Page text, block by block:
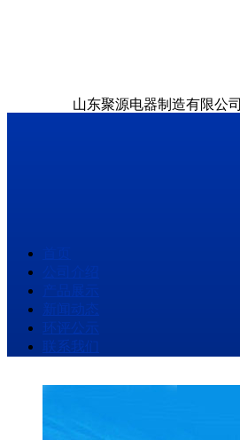
山东聚源电器制造有限公司
产品展示
新闻动态
环评公示
联系我们